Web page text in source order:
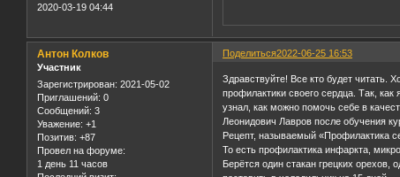
2020-03-19 04:44
Поделиться2022-06-25 16:53
Антон Колков
Участник
Зарегистрирован: 2021-05-02
Приглашений: 0
Сообщений: 3
Уважение: +1
Позитив: +87
Провел на форуме:
1 день 11 часов
Здравствуйте! Все кто будет читать.
профилактики своего сердца. Так,
узнал, как можно помочь себе в
Леонидович Лавров после обучения
Рецепт, называемый «Профилактика
То есть профилактика инфаркта,
Берётся один стакан грецких